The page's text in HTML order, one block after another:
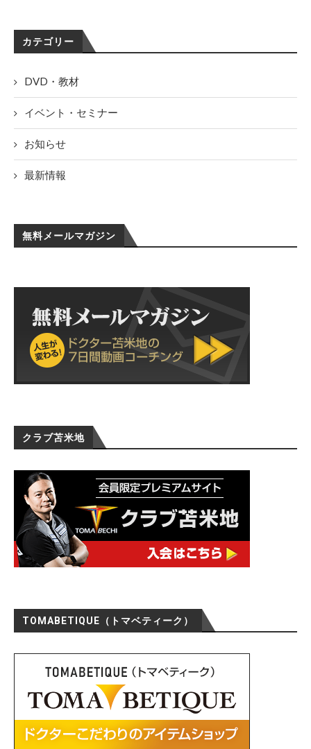
カテゴリー
DVD・教材
イベント・セミナー
お知らせ
最新情報
無料メールマガジン
クラブ苫米地
TOMABETIQUE（トマベティーク）